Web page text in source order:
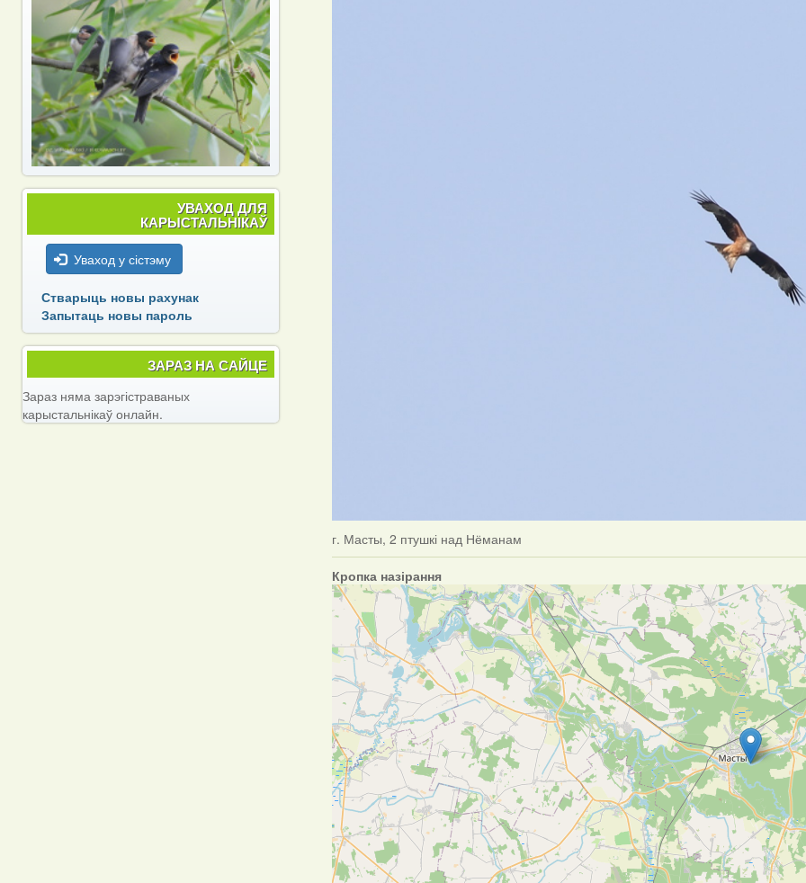
г. Масты, 2 птушкі над Нёманам
Кропка назірання
УВАХОД ДЛЯ
КАРЫСТАЛЬНІКАЎ
Уваход у сістэму
Стварыць новы рахунак
Запытаць новы пароль
ЗАРАЗ НА САЙЦЕ
Зараз няма зарэгістраваных
карыстальнікаў онлайн.